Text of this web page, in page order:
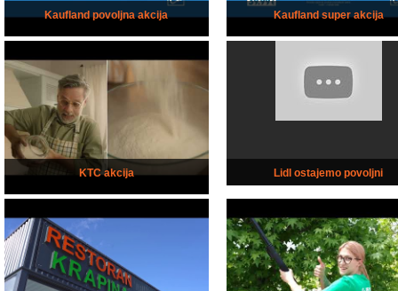
Kaufland povoljna akcija Kaufland super akcija
KTC akcija Lidl ostajemo povoljni